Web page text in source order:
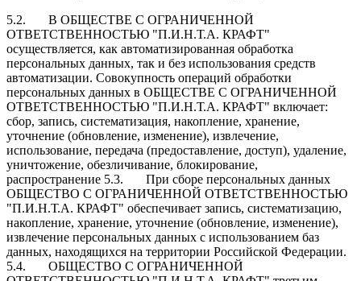
5.2. В ОБЩЕСТВЕ С ОГРАНИЧЕННОЙ
ОТВЕТСТВЕННОСТЬЮ "П.И.Н.Т.А. КРАФТ"
осуществляется, как автоматизированная обработка
персональных данных, так и без использования средств
автоматизации. Совокупность операций обработки
персональных данных в ОБЩЕСТВЕ С ОГРАНИЧЕННОЙ
ОТВЕТСТВЕННОСТЬЮ "П.И.Н.Т.А. КРАФТ" включает:
сбор, запись, систематизация, накопление, хранение,
уточнение (обновление, изменение), извлечение,
использование, передача (предоставление, доступ), удаление,
уничтожение, обезличивание, блокирование,
распространение 5.3. При сборе персональных данных
ОБЩЕСТВО С ОГРАНИЧЕННОЙ ОТВЕТСТВЕННОСТЬЮ
"П.И.Н.Т.А. КРАФТ" обеспечивает запись, систематизацию,
накопление, хранение, уточнение (обновление, изменение),
извлечение персональных данных с использованием баз
данных, находящихся на территории Российской Федерации.
5.4. ОБЩЕСТВО С ОГРАНИЧЕННОЙ